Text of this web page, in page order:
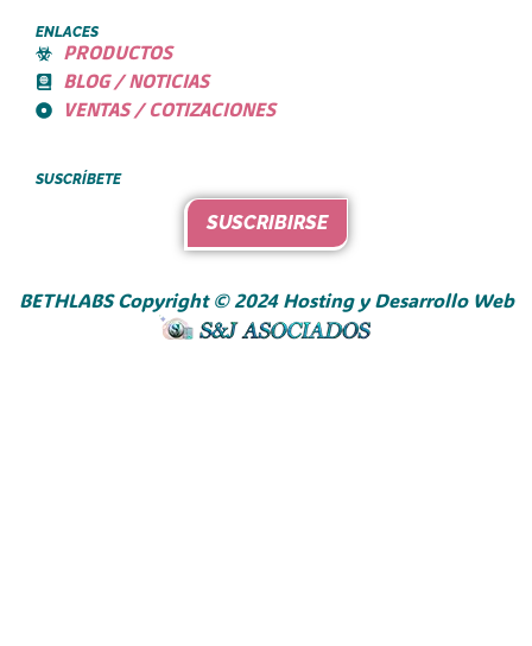
ENLACES
PRODUCTOS
BLOG / NOTICIAS
VENTAS / COTIZACIONES
SUSCRÍBETE
SUSCRIBIRSE
BETHLABS Copyright © 2024 Hosting y Desarrollo Web